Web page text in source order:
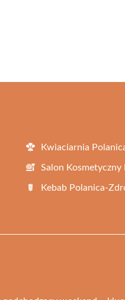
Kwiaciarnia
Salon
Kebab Polanica-